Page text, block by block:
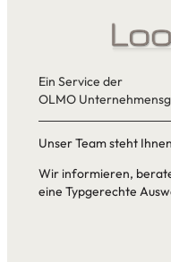
Ein Service der
OLMO
Unser Team steht
Wir informieren,
eine Typgerechte